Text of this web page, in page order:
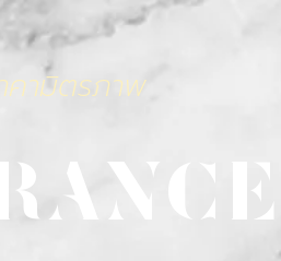
คามิตรภาพ